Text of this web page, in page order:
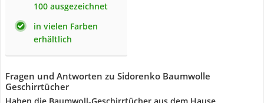
100 ausgezeichnet
in vielen Farben
erhältlich
Fragen und Antworten zu Sidorenko Baumwolle
Geschirrtücher